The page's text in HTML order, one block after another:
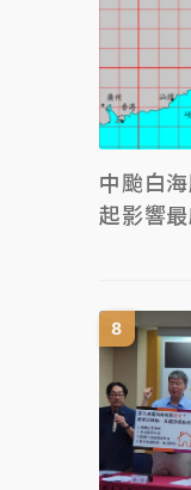
中颱白
起影響